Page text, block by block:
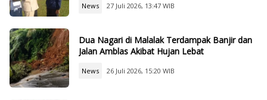
News 27 Juli 2026, 13:47 WIB
Dua Nagari di Malalak Terdampak Banjir dan
Jalan Amblas Akibat Hujan Lebat
News 26 Juli 2026, 15:20 WIB